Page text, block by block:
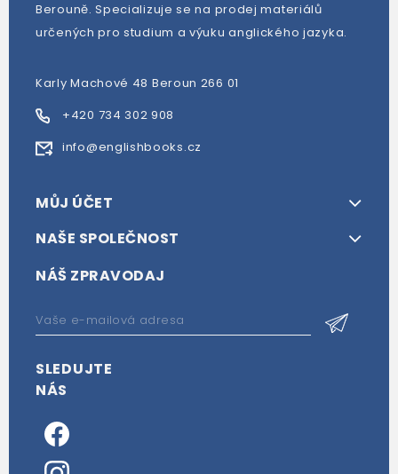
Berouně. Specializuje se na prodej materiálů
určených pro studium a výuku anglického jazyka.
Karly Machové 48 Beroun 266 01
+420 734 302 908
info@englishbooks.cz
MŮJ ÚČET
NAŠE SPOLEČNOST
NÁŠ ZPRAVODAJ
SLEDUJTE
NÁS